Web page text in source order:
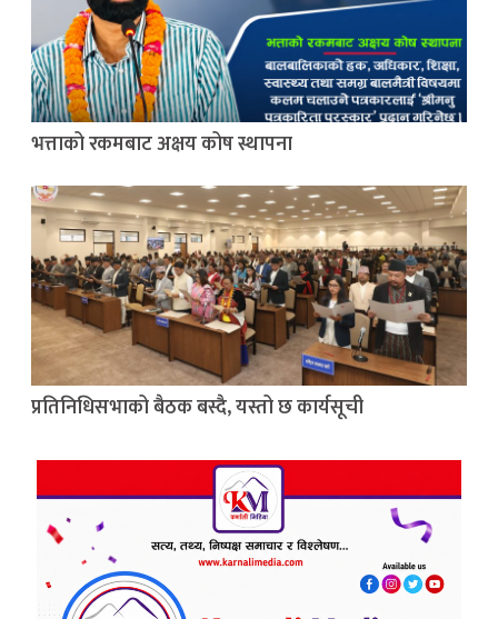
भत्ताको रकमबाट अक्षय कोष स्थापना
प्रतिनिधिसभाको बैठक बस्दै, यस्तो छ कार्यसूची